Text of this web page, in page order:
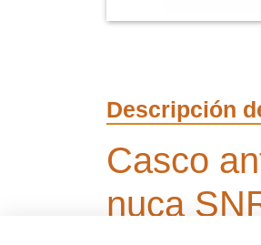
Descripción
Casco
nuca